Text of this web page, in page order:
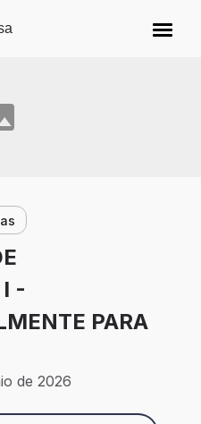
I -
PARA
de 2026